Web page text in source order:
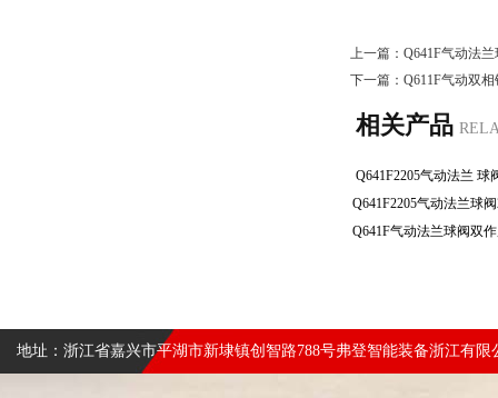
上一篇： Q641F气动法
下一篇： Q611F气动双
相关产品
Q641F2205气动法兰
地址：浙江省嘉兴市平湖市新埭镇创智路788号弗登智能装备浙江有限